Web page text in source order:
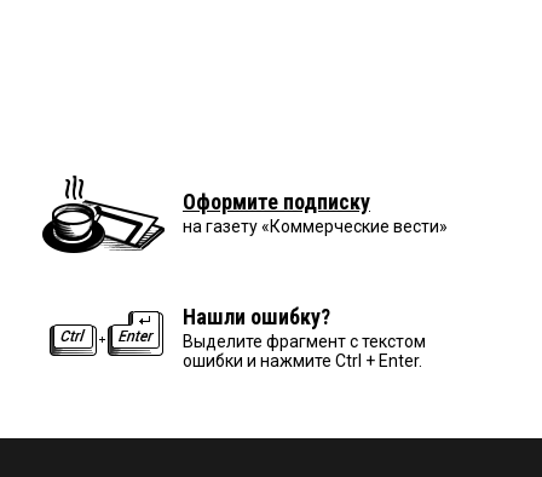
Оформите подписку
на газету «Коммерческие вести»
Нашли ошибку?
Выделите фрагмент с текстом
ошибки и нажмите Ctrl + Enter.